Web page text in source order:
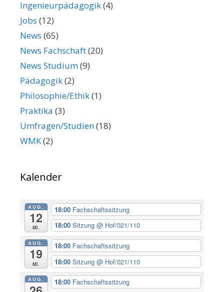
Ingenieurpädagogik(4)
Jobs (12)
News (65)
News Fachschaft(20)
News Studium(9)
Pädagogik(2)
Philosophie/Ethik(1)
Praktika (3)
Umfragen/Studien(18)
WMK(2)
Kalender
AUG.
12
Mi.
18:00 Fachschaftssitzung
18:00 Sitzung @ Hof/021/110
AUG.
19
Mi.
18:00 Fachschaftssitzung
18:00 Sitzung @ Hof/021/110
AUG. 18:00 Fachschaftssitzung